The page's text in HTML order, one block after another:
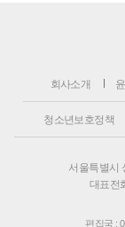
회사소개
청소년보호정책
서울특별시
대표전
편집국 :